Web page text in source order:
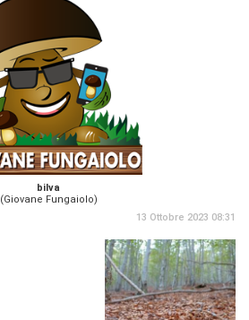
bilva
(Giovane Fungaiolo)
13 Ottobre 2023 08:31